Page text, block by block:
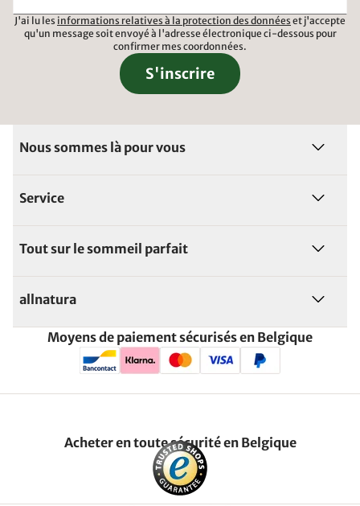
J'ai lu les informations relatives à la protection des données et j'accepte
qu'un message soit envoyé à l'adresse électronique ci-dessous pour
confirmer mes coordonnées.
S'inscrire
Nous sommes là pour vous
Service
Tout sur le sommeil parfait
allnatura
Moyens de paiement sécurisés en Belgique
Acheter en toute sécurité en Belgique